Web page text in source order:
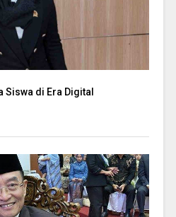
Siswa di Era Digital